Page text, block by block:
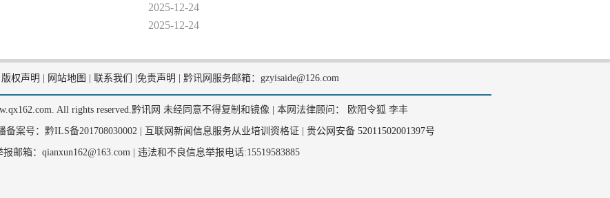
2025-12-24
2025-12-24
版权声明 | 网站地图 | 联系我们 |免责声明 | 黔讯网服务邮箱：gzyisaide@126.com
All rights reserved.黔讯网 未经同意不得复制和镜像 | 本网法律顾问： 欧阳令狐 李丰
备案号：黔ILS备201708030002 | 互联网新闻信息服务从业培训资格证| 贵公网安备 52011502001397号
报邮箱：qianxun162@163.com | 违法和不良信息举报电话:15519583885